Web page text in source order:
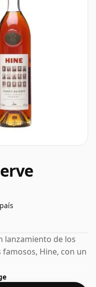
lanzamiento de los
Hine, con un